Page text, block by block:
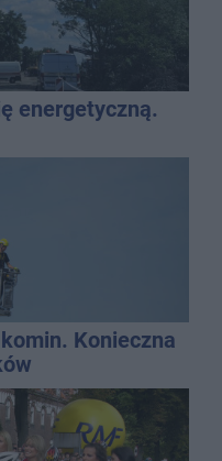
energetyczną.
Konieczna